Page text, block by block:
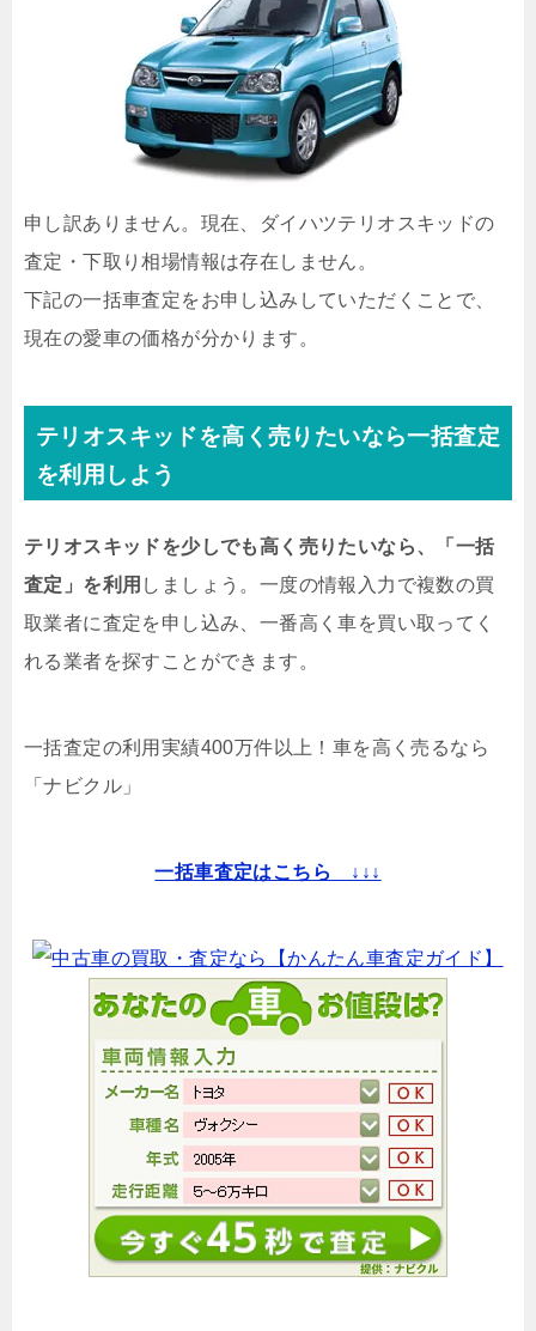
申し訳ありません。現在、ダイハツテリオスキッドの
査定・下取り相場情報は存在しません。
下記の一括車査定をお申し込みしていただくことで、
現在の愛車の価格が分かります。
テリオスキッドを高く売りたいなら一括査定
を利用しよう
テリオスキッドを少しでも高く売りたいなら、「一括
査定」を利用 しましょう。一度の情報入力で複数の買
取業者に査定を申し込み、一番高く車を買い取ってく
れる業者を探すことができます。
一括査定の利用実績400万件以上！ 車を高く売るなら
「ナビクル」
一括車査定はこちら ↓↓↓